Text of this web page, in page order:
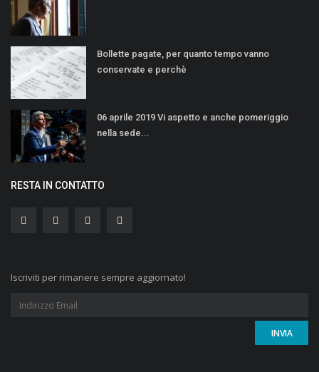
Bollette pagate, per quanto tempo vanno
conservate e perchè
06 aprile 2019 Vi aspetto e anche pomeriggio
nella sede...
RESTA IN CONTATTO
Iscriviti per rimanere sempre aggiornato!